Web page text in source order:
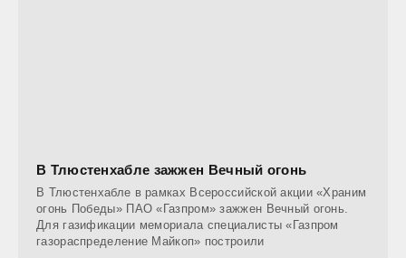
В Тлюстенхабле зажжен Вечный огонь
В Тлюстенхабле в рамках Всероссийской акции «Храним
огонь Победы» ПАО «Газпром» зажжен Вечный огонь.
Для газификации мемориала специалисты «Газпром
газораспределение Майкоп» построили